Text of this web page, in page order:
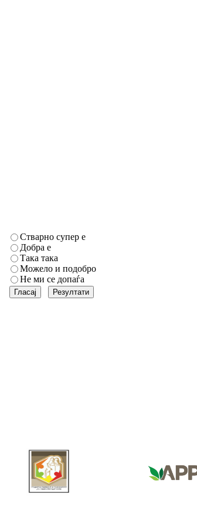
Стварно супер е
Добра е
Така така
Можело и подобро
Не ми се допаѓа